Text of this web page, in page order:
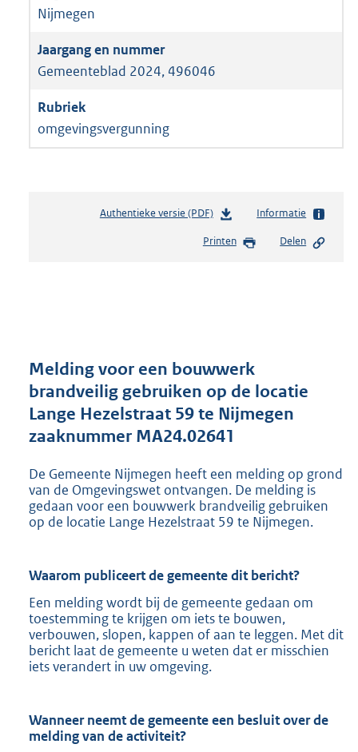
Nijmegen
Gemeenteblad 2024, 496046
omgevingsvergunning
Authentieke versie (PDF)b
s
r
o
t
t
8
0
2
Informatie
Printen Delen
Melding voor een bouwwerk
brandveilig gebruiken op de locatie
Lange Hezelstraat 59 te Nijmegen
zaaknummer MA24.02641
De Gemeente Nijmegen heeft een melding op grond
van de Omgevingswet ontvangen. De melding is
gedaan voor een bouwwerk brandveilig gebruiken
op de locatie Lange Hezelstraat 59 te Nijmegen.
Waarom publiceert de gemeente dit bericht?
Een melding wordt bij de gemeente gedaan om
toestemming te krijgen om iets te bouwen,
verbouwen, slopen, kappen of aan te leggen. Met dit
bericht laat de gemeente u weten dat er misschien
iets verandert in uw omgeving.
Wanneer neemt de gemeente een besluit over de
melding van de activiteit?